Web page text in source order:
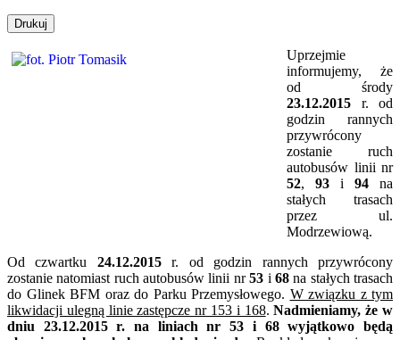
Drukuj
Uprzejmie
informujemy, że
od środy
23.12.2015 r. od
godzin rannych
przywrócony
zostanie ruch
autobusów linii nr
52, 93 i 94 na
stałych trasach
przez ul.
Modrzewiową.
Od czwartku 24.12.2015r. od godzin rannych przywrócony
zostanie natomiast ruch autobusów linii nr53 i 68na stałych trasach
do Glinek BFM oraz do Parku Przemysłowego. W związku z tym
likwidacji ulegną linie zastępcze nr 153 i 168.Nadmieniamy, że w
dniu 23.12.2015 r. na liniach nr 53 i 68 wyjątkowo będą